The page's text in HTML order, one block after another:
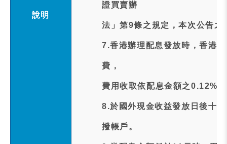
說明
證買賣辦
法」第9條之規定，本次公告
7.香港辦理配息發放時，香港
費，
費用收取依配息金額之0.12%
8.於國外現金收益發放日後十
撥帳戶。